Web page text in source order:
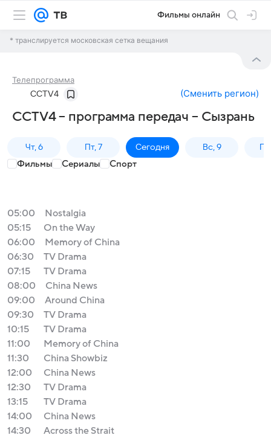
Фильмы онлайн
* транслируется московская сетка вещания
Телепрограмма
CCTV4 (Сменить регион)
CCTV4 – программа передач – Сызрань
Чт, 6 Пт, 7 Сегодня Вс, 9
Фильмы Сериалы Спорт
05:00
Nostalgia
05:15
On the Way
06:00
Memory of China
06:30
TV Drama
07:15
TV Drama
08:00
China News
09:00
Around China
09:30
TV Drama
10:15
TV Drama
11:00
Memory of China
11:30
China Showbiz
12:00
China News
12:30
TV Drama
13:15
TV Drama
14:00
China News
14:30
Across the Strait